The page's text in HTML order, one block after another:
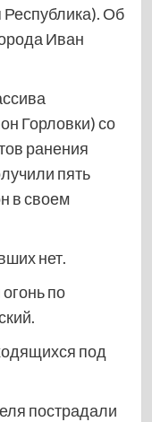
Об
Иван
Горловки) со
ранения
пять
в своем
нет.
по
под
пострадали